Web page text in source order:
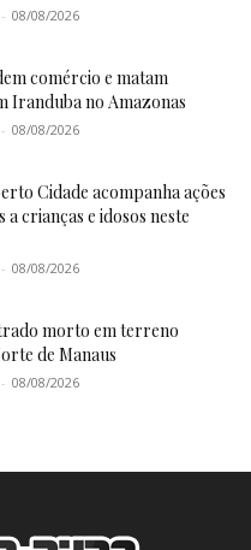
- 08/08/2026
comércio e matam
Iranduba no Amazonas
- 08/08/2026
Cidade acompanha ações
a crianças e idosos neste
- 08/08/2026
morto em terreno
de Manaus
- 08/08/2026